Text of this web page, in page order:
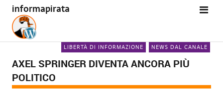
informapirata
LIBERTÀ DI INFORMAZIONE NEWS DAL CANALE
AXEL SPRINGER DIVENTA ANCORA PIÙ
POLITICO